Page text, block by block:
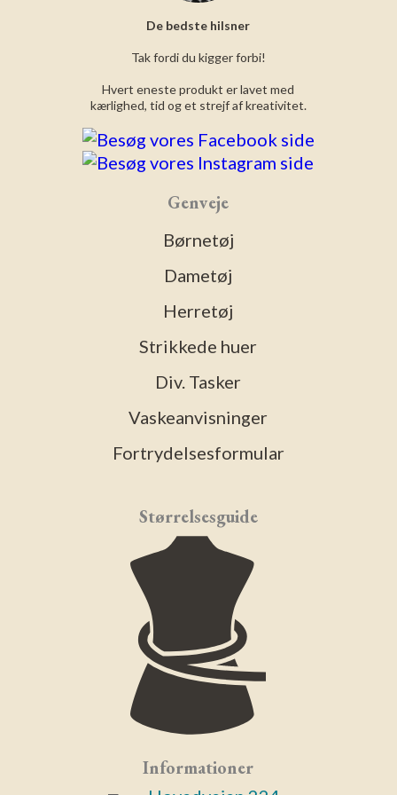
De bedste hilsner
Tak fordi du kigger forbi!
Hvert eneste produkt er lavet med
kærlighed, tid og et strejf af kreativitet.
Genveje
Børnetøj
Dametøj
Herretøj
Strikkede huer
Div. Tasker
Vaskeanvisninger
Fortrydelsesformular
Størrelsesguide
Informationer